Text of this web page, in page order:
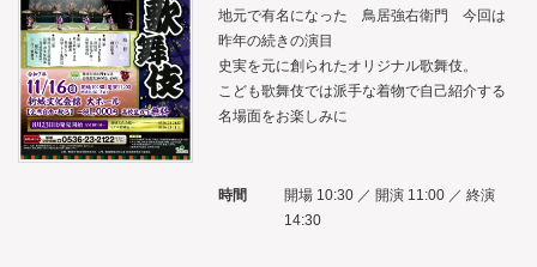
地元で有名になった 鳥居強右衛門 今回は
昨年の続きの演目
史実を元に創られたオリジナル歌舞伎。
こども歌舞伎では派手な着物で自己紹介する
名場面をお楽しみに
時間
開場 10:30 ／ 開演 11:00 ／ 終演
14:30